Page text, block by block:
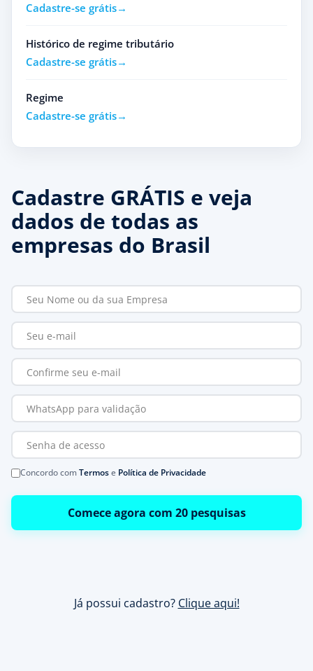
Cadastre-se grátis
Histórico de regime tributário
Cadastre-se grátis
Regime
Cadastre-se grátis
Cadastre GRÁTIS e veja
dados de todas as
empresas do Brasil
Concordo comTermose Política de Privacidade
Comece agora com 20 pesquisas
Já possui cadastro? Clique aqui!